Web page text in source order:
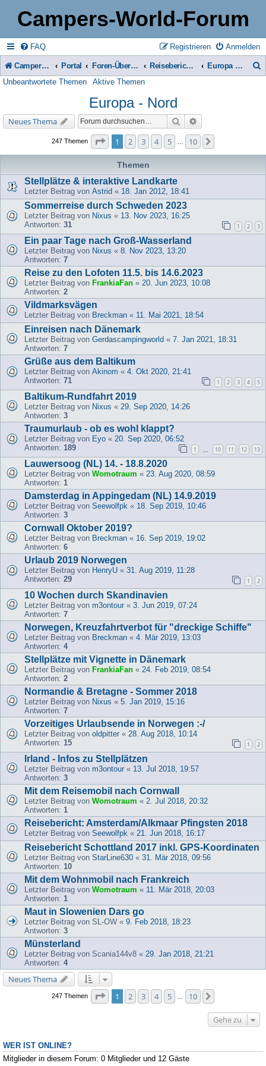
Campers-World-Forum
FAQ Anmelden
Registrieren
Campers-World-Forum Portal Foren-Übersicht Reiseberichte & Reisetipps, Stell- & Campingplätze Europa - Nord
Unbeantwortete Themen Aktive Themen
Europa - Nord
Neues Thema Suche
247 Themen Seite von
1 2 3 4 5 10
Themen
Stellplätze & interaktive Landkarte
Letzter Beitrag von Astrid « 18. Jan 2012, 18:41
Sommerreise durch Schweden 2023
Letzter Beitrag von Nixus « 13. Nov 2023, 16:25
Antworten: 31 1 2 3
Ein paar Tage nach Groß-Wasserland
Letzter Beitrag von Nixus « 8. Nov 2023, 13:20
Antworten: 7
Reise zu den Lofoten 11.5. bis 14.6.2023
Letzter Beitrag von FrankiaFan « 20. Jun 2023, 10:08
Antworten: 2
Vildmarksvägen
Letzter Beitrag von Breckman « 11. Mai 2021, 18:54
Einreisen nach Dänemark
Letzter Beitrag von Gerdascampingworld « 7. Jan 2021, 18:31
Antworten: 7
Grüße aus dem Baltikum
Letzter Beitrag von Akinom « 4. Okt 2020, 21:41
Antworten: 71 1 2 3 4 5
Baltikum-Rundfahrt 2019
Letzter Beitrag von Nixus « 29. Sep 2020, 14:26
Antworten: 3
Traumurlaub - ob es wohl klappt?
Letzter Beitrag von Eyo « 20. Sep 2020, 06:52
Antworten: 189 1 10 11 12 13
Lauwersoog (NL) 14. - 18.8.2020
Letzter Beitrag von Womotraum « 23. Aug 2020, 08:59
Antworten: 1
Damsterdag in Appingedam (NL) 14.9.2019
Letzter Beitrag von Seewolfpk « 18. Sep 2019, 10:46
Antworten: 3
Cornwall Oktober 2019?
Letzter Beitrag von Breckman « 16. Sep 2019, 19:02
Antworten: 6
Urlaub 2019 Norwegen
Letzter Beitrag von HenryU « 31. Aug 2019, 11:28
Antworten: 29 1 2
10 Wochen durch Skandinavien
Letzter Beitrag von m3ontour « 3. Jun 2019, 07:24
Antworten: 7
Norwegen, Kreuzfahrtverbot für "dreckige Schiffe"
Letzter Beitrag von Breckman « 4. Mär 2019, 13:03
Antworten: 4
Stellplätze mit Vignette in Dänemark
Letzter Beitrag von FrankiaFan « 24. Feb 2019, 08:54
Antworten: 2
Normandie & Bretagne - Sommer 2018
Letzter Beitrag von Nixus « 5. Jan 2019, 15:16
Antworten: 7
Vorzeitiges Urlaubsende in Norwegen :-/
Letzter Beitrag von oldpitter « 28. Aug 2018, 10:14
Antworten: 15 1 2
Irland - Infos zu Stellplätzen
Letzter Beitrag von m3ontour « 13. Jul 2018, 19:57
Antworten: 3
Mit dem Reisemobil nach Cornwall
Letzter Beitrag von Womotraum « 2. Jul 2018, 20:32
Antworten: 1
Reisebericht: Amsterdam/Alkmaar Pfingsten 2018
Letzter Beitrag von Seewolfpk « 21. Jun 2018, 16:17
Reisebericht Schottland 2017 inkl. GPS-Koordinaten
Letzter Beitrag von StarLine630 « 31. Mär 2018, 09:56
Antworten: 10
Mit dem Wohnmobil nach Frankreich
Letzter Beitrag von Womotraum « 11. Mär 2018, 20:03
Antworten: 1
Maut in Slowenien Dars go
Letzter Beitrag von SL-OW « 9. Feb 2018, 18:23
Antworten: 3
Münsterland
Letzter Beitrag von Scania144v8 « 29. Jan 2018, 21:21
Antworten: 4
Neues Thema
247 Themen Seite von
1 2 3 4 5 10
Gehe zu
WER IST ONLINE?
Mitglieder in diesem Forum: 0 Mitglieder und 12 Gäste